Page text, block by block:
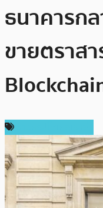
ธนาคารก
ขายตราส